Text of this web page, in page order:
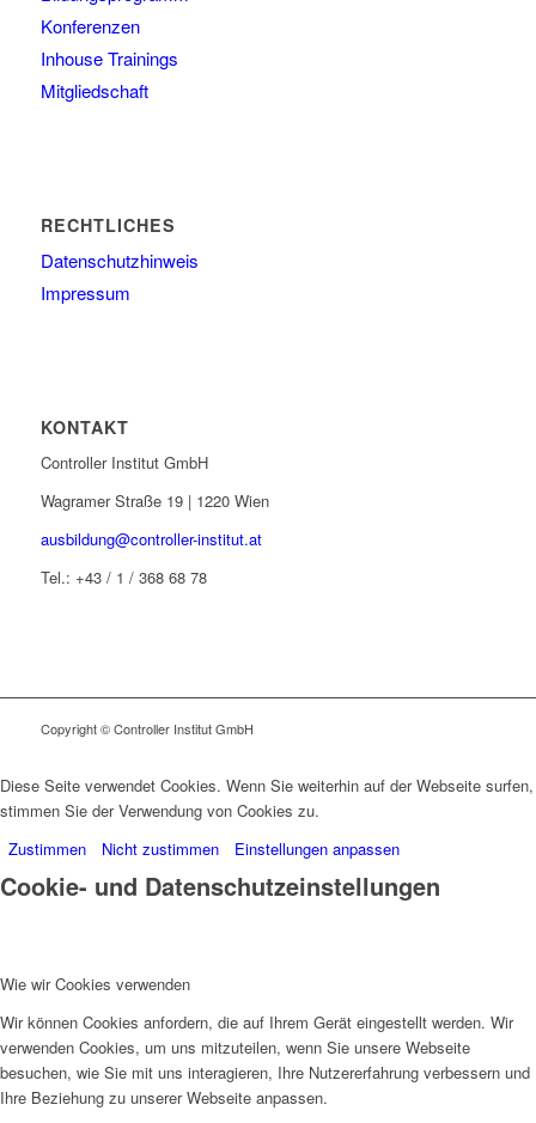
Konferenzen
Inhouse Trainings
Mitgliedschaft
RECHTLICHES
Datenschutzhinweis
Impressum
KONTAKT
Controller Institut GmbH
Wagramer Straße 19 | 1220 Wien
ausbildung@controller-institut.at
Tel.: +43 / 1 / 368 68 78
Copyright © Controller Institut GmbH
Diese Seite verwendet Cookies. Wenn Sie weiterhin auf der Webseite surfen,
stimmen Sie der Verwendung von Cookies zu.
Zustimmen
Nicht zustimmen Einstellungen anpassen
Cookie- und Datenschutzeinstellungen
Wie wir Cookies verwenden
Wir können Cookies anfordern, die auf Ihrem Gerät eingestellt werden. Wir
verwenden Cookies, um uns mitzuteilen, wenn Sie unsere Webseite
besuchen, wie Sie mit uns interagieren, Ihre Nutzererfahrung verbessern und
Ihre Beziehung zu unserer Webseite anpassen.